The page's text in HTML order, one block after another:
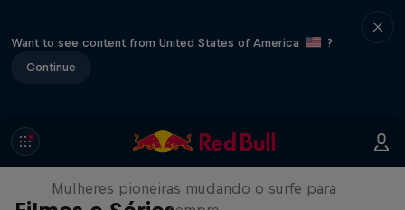
Want to see content from United States of America
?
Continue
NOW DAYS
Mulheres pioneiras mudando o surfe para